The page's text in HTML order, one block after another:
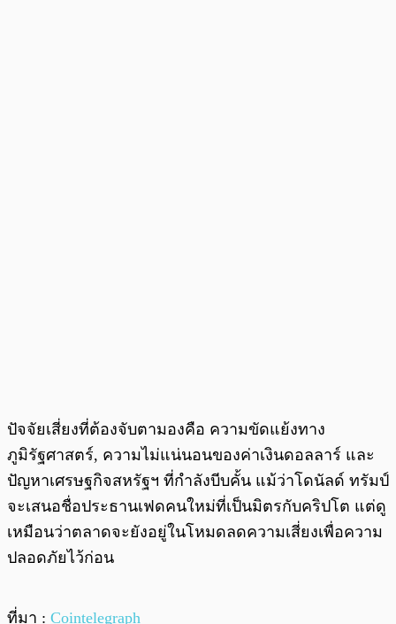
ปัจจัยเสี่ยงที่ต้องจับตามองคือ ความขัดแย้งทาง
ภูมิรัฐศาสตร์, ความไม่แน่นอนของค่าเงินดอลลาร์ และ
ปัญหาเศรษฐกิจสหรัฐฯ ที่กำลังบีบคั้น แม้ว่าโดนัลด์ ทรัมป์
จะเสนอชื่อประธานเฟดคนใหม่ที่เป็นมิตรกับคริปโต แต่ดู
เหมือนว่าตลาดจะยังอยู่ในโหมดลดความเสี่ยงเพื่อความ
ปลอดภัยไว้ก่อน
ที่มา : Cointelegraph